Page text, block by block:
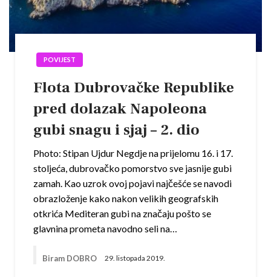
POVIJEST
Flota Dubrovačke Republike
pred dolazak Napoleona
gubi snagu i sjaj – 2. dio
Photo: Stipan Ujdur Negdje na prijelomu 16. i 17.
stoljeća, dubrovačko pomorstvo sve jasnije gubi
zamah. Kao uzrok ovoj pojavi najčešće se navodi
obrazloženje kako nakon velikih geografskih
otkrića Mediteran gubi na značaju pošto se
glavnina prometa navodno seli na…
Biram DOBRO 29. listopada 2019.